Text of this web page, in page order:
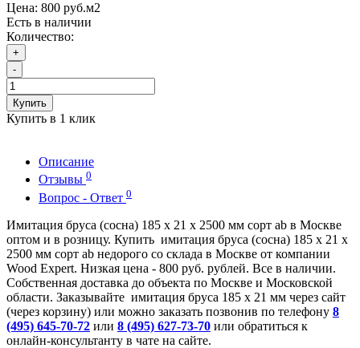
Цена: 800 руб.м2
Есть в наличии
Количество:
+
-
Купить
Купить в 1 клик
Описание
Отзывы 0
Вопрос - Ответ 0
Имитация бруса (сосна) 185 x 21 x 2500 мм сорт ab в Москве
оптом и в розницу. Купить имитация бруса (сосна) 185 x 21 x
2500 мм сорт ab недорого со склада в Москве от компании
Wood Expert. Низкая цена - 800 руб. рублей. Все в наличии.
Собственная доставка до объекта по Москве и Московской
области. Заказывайте имитация бруса 185 х 21 мм через сайт
(через корзину) или можно заказать позвонив по телефону 8
(495) 645-70-72 или 8 (495) 627-73-70 или обратиться к
онлайн-консультанту в чате на сайте.